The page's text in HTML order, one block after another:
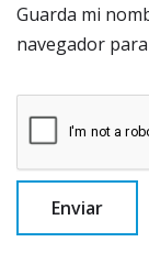
Guarda mi
navegador